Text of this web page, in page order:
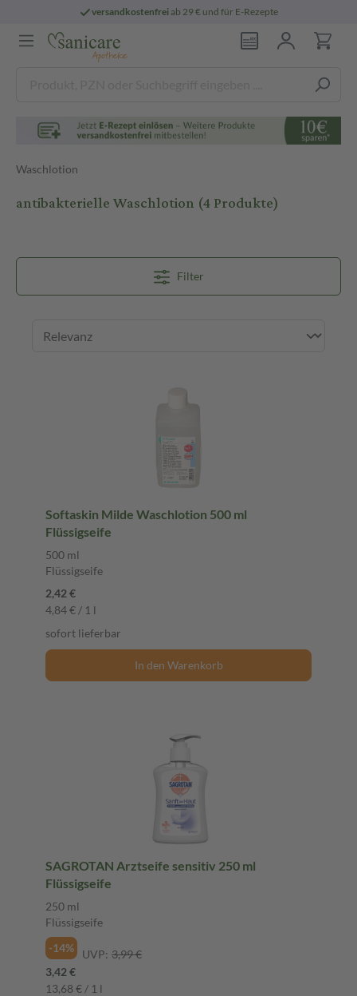
versandkostenfreiab 29 € und für E-Rezepte
Waschlotion
antibakterielle Waschlotion (4 Produkte)
Filter
Softaskin Milde Waschlotion 500 ml
Flüssigseife
500 ml
Flüssigseife
2,42 €
4,84 € / 1 l
sofort lieferbar
In den Warenkorb
SAGROTAN Arztseife sensitiv 250 ml
Flüssigseife
250 ml
Flüssigseife
-14%
UVP: 3,99 €
3,42 €
13,68 € / 1 l